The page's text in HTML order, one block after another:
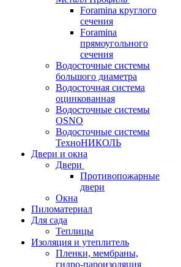
Foramina круглого
сечения
Foramina
прямоугольного
сечения
Водосточные системы
большого диаметра
Водосточная система
оцинкованная
Водосточные системы
OSNO
Водосточные системы
ТехноНИКОЛЬ
Двери и окна
Двери
Противопожарные
двери
Окна
Пиломатериал
Для сада
Теплицы
Изоляция и утеплитель
Пленки, мембраны,
гидро-пароизоляция